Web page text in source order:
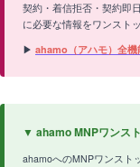
契約・着信拒否・契約即
に必要な情報をワンスト
▶ ahamo（アハモ）全機
▼ ahamo MNPワンス
ahamoへのMNPワンスト